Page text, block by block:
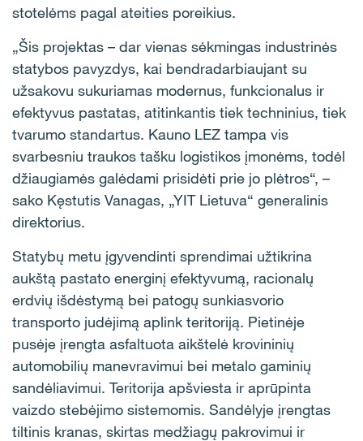
stotelėms pagal ateities poreikius.
„Šis projektas – dar vienas sėkmingas industrinės
statybos pavyzdys, kai bendradarbiaujant su
užsakovu sukuriamas modernus, funkcionalus ir
efektyvus pastatas, atitinkantis tiek techninius, tiek
tvarumo standartus. Kauno LEZ tampa vis
svarbesniu traukos tašku logistikos įmonėms, todėl
džiaugiamės galėdami prisidėti prie jo plėtros“, –
sako Kęstutis Vanagas, „YIT Lietuva“ generalinis
direktorius.
Statybų metu įgyvendinti sprendimai užtikrina
aukštą pastato energinį efektyvumą, racionalų
erdvių išdėstymą bei patogų sunkiasvorio
transporto judėjimą aplink teritoriją. Pietinėje
pusėje įrengta asfaltuota aikštelė krovininių
automobilių manevravimui bei metalo gaminių
sandėliavimui. Teritorija apšviesta ir aprūpinta
vaizdo stebėjimo sistemomis. Sandėlyje įrengtas
tiltinis kranas, skirtas medžiagų pakrovimui ir